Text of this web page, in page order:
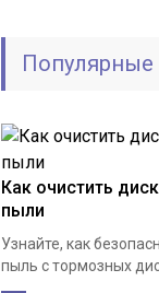
Популярные
Как очистить
пыли
Узнайте, как
пыль с тормозных